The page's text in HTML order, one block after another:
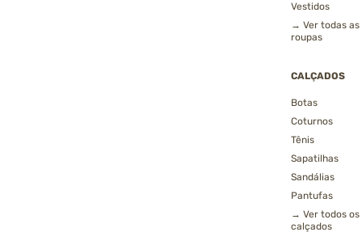
Vestidos
→ Ver todas as
roupas
CALÇADOS
Botas
Coturnos
Tênis
Sapatilhas
Sandálias
Pantufas
→ Ver todos os
calçados